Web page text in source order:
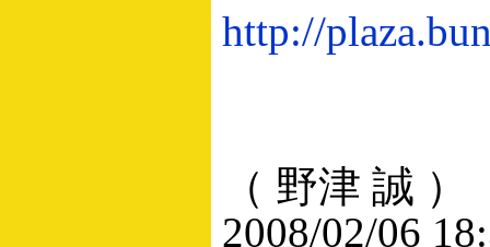
http://
（ 野津 誠 ）
2008/02/06